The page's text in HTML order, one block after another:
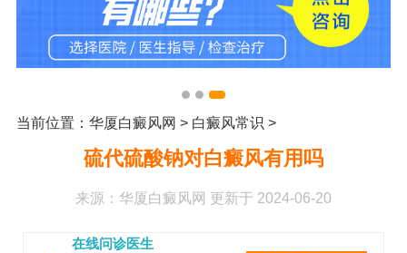
当前位置： 华厦白癜风网 > 白癜风常识 >
硫代硫酸钠对白癜风有用吗
来源： 华厦白癜风网 更新于 2024-06-20
在线问诊医生